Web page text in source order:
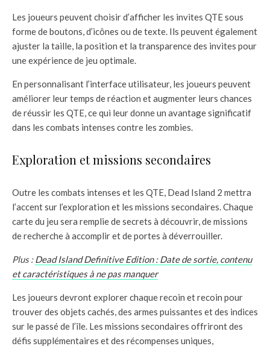
Les joueurs peuvent choisir d’afficher les invites QTE sous
forme de boutons, d’icônes ou de texte. Ils peuvent également
ajuster la taille, la position et la transparence des invites pour
une expérience de jeu optimale.
En personnalisant l’interface utilisateur, les joueurs peuvent
améliorer leur temps de réaction et augmenter leurs chances
de réussir les QTE, ce qui leur donne un avantage significatif
dans les combats intenses contre les zombies.
Exploration et missions secondaires
Outre les combats intenses et les QTE, Dead Island 2 mettra
l’accent sur l’exploration et les missions secondaires. Chaque
carte du jeu sera remplie de secrets à découvrir, de missions
de recherche à accomplir et de portes à déverrouiller.
Plus :Dead Island Definitive Edition : Date de sortie, contenu
et caractéristiques à ne pas manquer
Les joueurs devront explorer chaque recoin et recoin pour
trouver des objets cachés, des armes puissantes et des indices
sur le passé de l’île. Les missions secondaires offriront des
défis supplémentaires et des récompenses uniques,